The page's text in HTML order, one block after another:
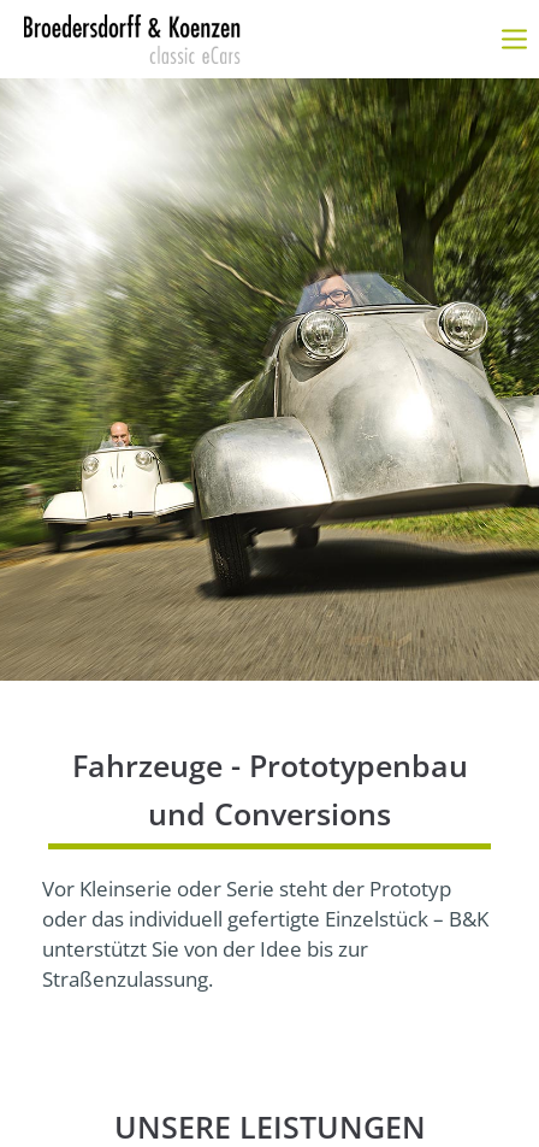
Passwort
Anmelden
Register|Lost your password?
SUPPORT
Lorem ipsum dolor sit amet:
24h/ 365days
Mon - Fri 8:00am - 5:00pm
(GMT +1)
Get in touch
376-293 City Road, Suite 600
San Francisco, CA 94102
info@yourdomain.com
Fahrzeuge - Prototypenbau
und Conversions
Vor Kleinserie oder Serie steht der Prototyp
oder das individuell gefertigte Einzelstück – B&K
unterstützt Sie von der Idee bis zur
Straßenzulassung.
UNSERE LEISTUNGEN